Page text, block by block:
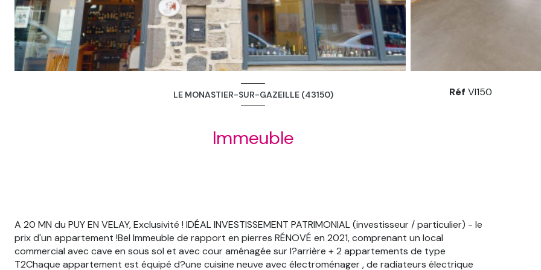
LE MONASTIER-SUR-GAZEILLE (43150)
Immeuble
Réf VI150
A 20 MN du PUY EN VELAY, Exclusivité ! IDÉAL INVESTISSEMENT PATRIMONIAL (investisseur / particulier) - le
prix d'un appartement !Bel Immeuble de rapport en pierres RÉNOVÉ en 2021, comprenant un local
commercial avec cave en sous sol et avec cour aménagée sur l?arrière + 2 appartements de type
T2Chaque appartement est équipé d?une cuisine neuve avec électroménager , de radiateurs électrique